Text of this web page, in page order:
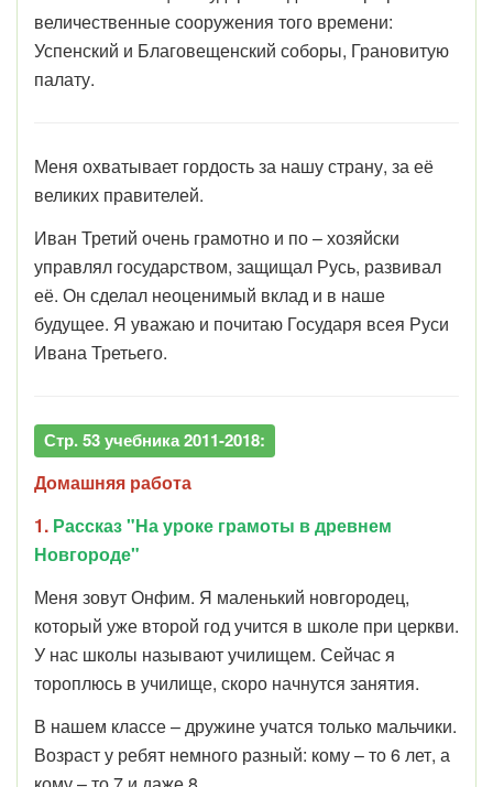
величественные сооружения того времени:
Успенский и Благовещенский соборы, Грановитую
палату.
Меня охватывает гордость за нашу страну, за её
великих правителей.
Иван Третий очень грамотно и по – хозяйски
управлял государством, защищал Русь, развивал
её. Он сделал неоценимый вклад и в наше
будущее. Я уважаю и почитаю Государя всея Руси
Ивана Третьего.
Стр. 53 учебника 2011-2018:
Домашняя работа
1. Рассказ "На уроке грамоты в древнем
Новгороде"
Меня зовут Онфим. Я маленький новгородец,
который уже второй год учится в школе при церкви.
У нас школы называют училищем. Сейчас я
тороплюсь в училище, скоро начнутся занятия.
В нашем классе – дружине учатся только мальчики.
Возраст у ребят немного разный: кому – то 6 лет, а